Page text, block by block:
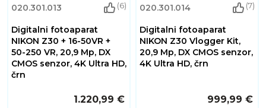
020.301.013 (6)
Digitalni fotoaparat
NIKON Z30 + 16-50VR +
50-250 VR, 20,9 Mp, DX
CMOS senzor, 4K Ultra HD,
črn
1.220,99 €
020.301.014 (7)
Digitalni fotoaparat
NIKON Z30 Vlogger Kit,
20,9 Mp, DX CMOS senzor,
4K Ultra HD, črn
999,99 €